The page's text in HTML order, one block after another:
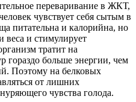
переваривание в ЖКТ,
чувствует себя сытым в
питательна и калорийна, но
веса и стимулирует
тратит на
гораздо больше энергии, чем
Поэтому на белковых
от лишних
чувства голода.